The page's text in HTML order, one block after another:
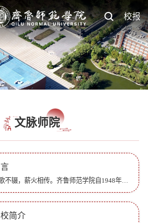
校报
文脉师院
弦歌不辍，薪火相传。齐鲁师范学院自1948年建校以来，特别是2010年改建为普通本科师范高校以来，全面加强党的建设，持续深化教学改革，着力加强学科建设，重点强化科研创新，大力推进社会服务，不断优化治理机制...
简介